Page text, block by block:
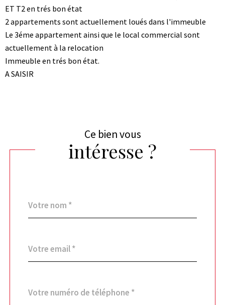
ET T2 en trés bon état
2 appartements sont actuellement loués dans l'immeuble
Le 3éme appartement ainsi que le local commercial sont
actuellement à la relocation
Immeuble en trés bon état.
A SAISIR
Ce bien vous
intéresse ?
par
défaut
*
*
*